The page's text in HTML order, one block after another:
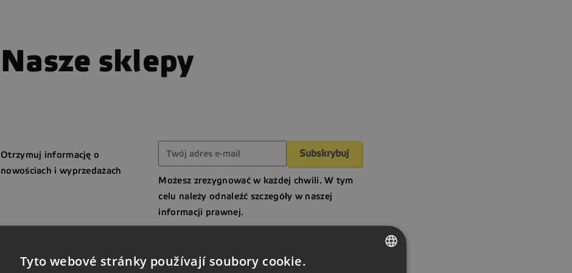
Nasze sklepy
Otrzymuj informację o
nowościach i wyprzedażach
Możesz zrezygnować w każdej chwili. W tym
celu należy odnaleźć szczegóły w naszej
informacji prawnej.
Tyto webové stránky používají soubory cookie.